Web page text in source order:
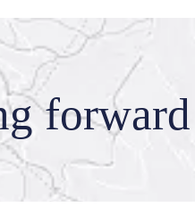
forward